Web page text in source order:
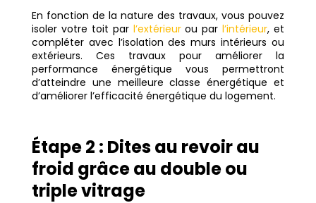
En fonction de la nature des travaux, vous pouvez
isoler votre toit par l’extérieurou parl’intérieur, et
compléter avec l’isolation des murs intérieurs ou
extérieurs. Ces travaux pour améliorer la
performance énergétique vous permettront
d’atteindre une meilleure classe énergétique et
d’améliorer l’efficacité énergétique du logement.
Étape 2 : Dites au revoir au
froid grâce au double ou
triple vitrage